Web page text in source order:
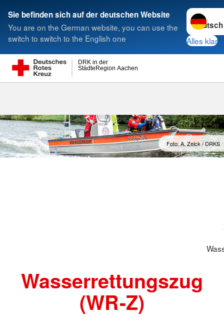
Sie befinden sich auf der deutschen Website
You are on the German website, you can use the
switch to switch to the English one
Sprache
Alles klar
StädteRegion Aachen
DRK in der
Suche
Foto: A. Zelck / DRKS
Wasserrettungszug
(WR-Z)